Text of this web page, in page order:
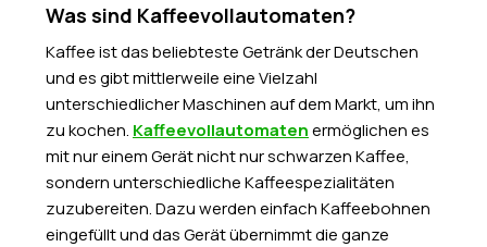
Was sind Kaffeevollautomaten?
Kaffee ist das beliebteste Getränk der Deutschen
und es gibt mittlerweile eine Vielzahl
unterschiedlicher Maschinen auf dem Markt, um ihn
zu kochen. Kaffeevollautomatenermöglichen es
mit nur einem Gerät nicht nur schwarzen Kaffee,
sondern unterschiedliche Kaffeespezialitäten
zuzubereiten. Dazu werden einfach Kaffeebohnen
eingefüllt und das Gerät übernimmt die ganze